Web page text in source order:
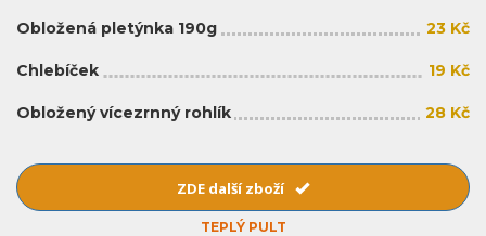
Obložená pletýnka 190g 23 Kč
Chlebíček 19 Kč
Obložený vícezrnný rohlík 28 Kč
ZDE další zboží
TEPLÝ PULT